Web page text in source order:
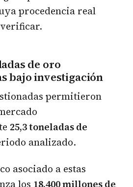
procedencia real
de oro
bajo investigación
permitieron
25,3 toneladas de
analizado.
asociado a estas
los 18.400 millones de